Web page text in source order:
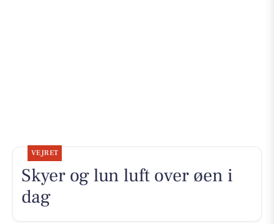
VEJRET
Skyer og lun luft over øen i
dag